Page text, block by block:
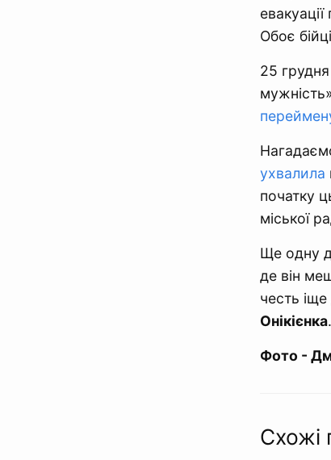
Обоє
25
ухвалила
початку
міської
Ще одну
де він
честь іще
Онікієнка.
Фото -
Схожі